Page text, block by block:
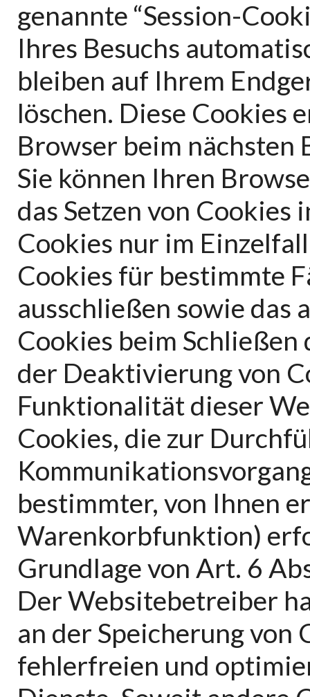
genannte “Session-
Ihres Besuchs
bleiben auf Ihrem
löschen. Diese Cookies
Browser beim nächsten
Sie können Ihren
das Setzen von
Cookies nur im
Cookies für bestimmte
ausschließen sowie das
Cookies beim
der Deaktivierung von
Funktionalität dieser
Cookies, die zur
bestimmter, von Ihnen
Warenkorbfunktion)
Grundlage von Art. 6
Der Websitebetreiber
an der Speicherung von
fehlerfreien und